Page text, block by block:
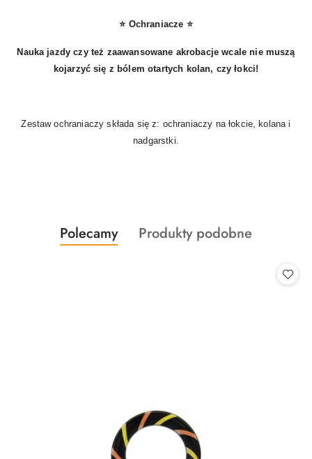
⭐ Ochraniacze ⭐
Nauka jazdy czy też zaawansowane akrobacje wcale nie muszą
kojarzyć się z bólem otartych kolan, czy łokci!
Zestaw ochraniaczy składa się z: ochraniaczy na łokcie, kolana i
nadgarstki.
Pomiń karuzelę produktów
Produkty
o
Polecamy
Produkty
Produkty podobne